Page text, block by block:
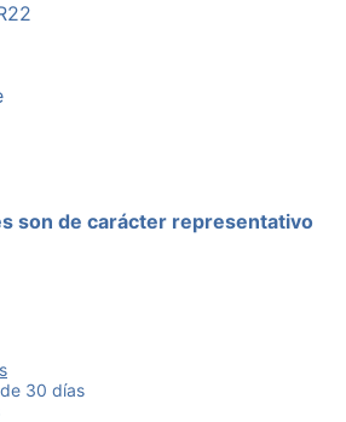
son de carácter representativo
30 días